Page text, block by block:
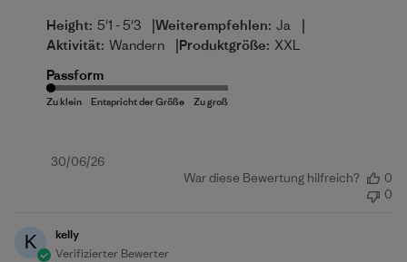
Height: 5'1 - 5'3 |Weiterempfehlen: Ja |
Aktivität: Wandern |Produktgröße: XXL
Passform
Veröffentlichungsdatum
30/06/26
War diese Bewertung hilfreich?
0
0
K
kelly
Verifizierter Bewerter